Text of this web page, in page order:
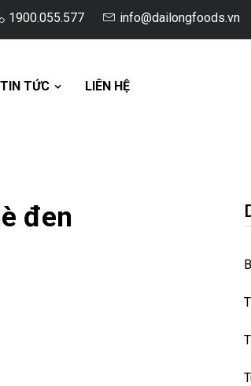
1900.055.577 info@dailongfoods.vn
TỨC LIÊN HỆ
đen